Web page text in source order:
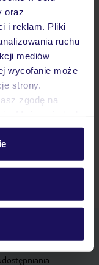
oraz
i reklam. Pliki
ruchu
mediów
wycofanie może
strony.
zgodę na
w zakładkę
znajdziesz
Narty
Narty